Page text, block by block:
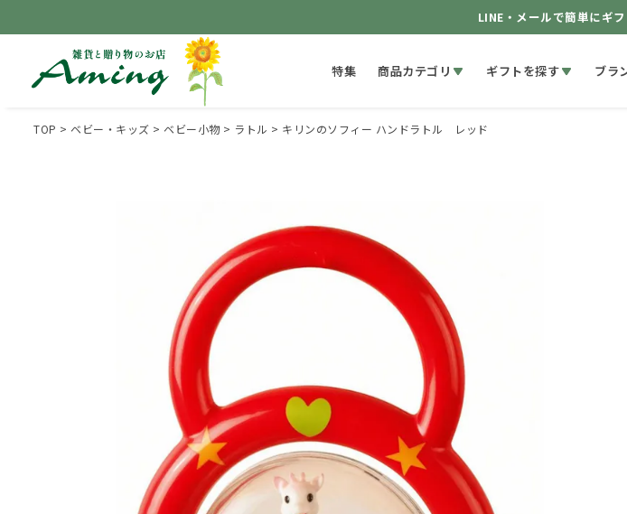
LINE・メールで簡単にギ
特集 商品カテゴリ ギフトを探す ブラ
TOP ベビー・キッズ ベビー小物 ラトル キリンのソフィー ハンドラトル レッド